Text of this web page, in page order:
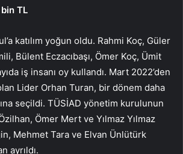
TL
katılım yoğun oldu. Rahmi Koç, Güler
Bülent Eczacıbaşı, Ömer Koç, Ümit
iş insanı oy kullandı. Mart 2022’den
Lider Orhan Turan, bir dönem daha
seçildi. TÜSİAD yönetim kurulunun
Ömer Mert ve Yılmaz Yılmaz
Mehmet Tara ve Elvan Ünlütürk
ayrıldı.